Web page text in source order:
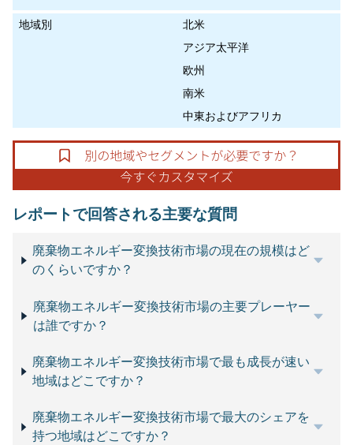
地域別
北米
アジア太平洋
欧州
南米
中東およびアフリカ
レポートで回答される主要な質問
廃棄物エネルギー変換技術市場の現在の規模はど
のくらいですか？
廃棄物エネルギー変換技術市場の主要プレーヤー
は誰ですか？
廃棄物エネルギー変換技術市場で最も成長が速い
地域はどこですか？
廃棄物エネルギー変換技術市場で最大のシェアを
持つ地域はどこですか？